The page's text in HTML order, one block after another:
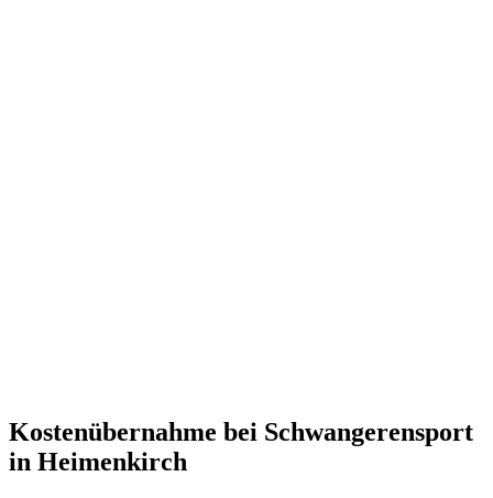
Kostenübernahme bei Schwangerensport
in Heimenkirch